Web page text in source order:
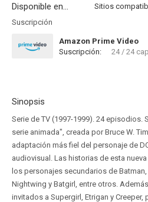
Disponible en...
Suscripción
Amazon Prime Video
Suscripción:
24 / 24
Sinopsis
Serie de TV (1997-1999). 24 episodios.
serie animada", creada por Bruce W.
adaptación más fiel del personaje de
audiovisual. Las historias de esta
los personajes secundarios de
Nightwing y Batgirl, entre otros.
invitados a Supergirl, Etrigan y